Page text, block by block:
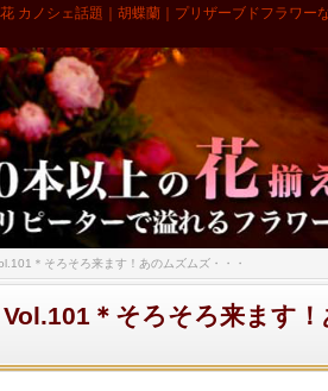
カノシェ話題｜胡蝶蘭｜プリザーブドフラワー
＊そろそろ来ます！あのムズムズ・・・
＊そろそろ来ます